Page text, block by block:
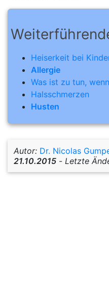
Heiserkeit bei
Allergie
Was ist zu tun,
Halsschmerzen
Husten
Autor: Dr. Nicolas
21.10.2015 - Letzte